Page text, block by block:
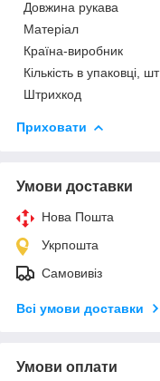
Довжина рукава
Матеріал
Країна-виробник
Кількість в упаковці, шт
Штрихкод
Приховати
Умови доставки
Нова Пошта
Укрпошта
Самовивіз
Всі умови доставки
Умови оплати